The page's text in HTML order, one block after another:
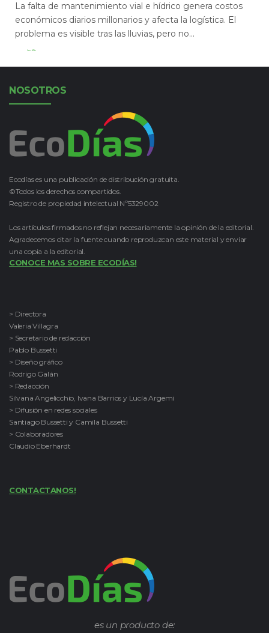
La falta de mantenimiento vial e hídrico genera costos
económicos diarios millonarios y afecta la logística. El
problema es visible tras las lluvias, pero no...
Leer Más
NOSOTROS
Ecodías es una publicación de distribución gratuita.
©Todos los derechos compartidos.
Registro de propiedad intelectual Nº5329002
Los artículos firmados no reflejan necesariamente la opinión de la editorial.
Agradecemos citar la fuente cuando reproduzcan este material y enviar
una copia a la editorial.
CONOCE MAS SOBRE ECODÍAS!
> Directora
Valeria Villagra
> Secretario de redacción
Pablo Bussetti
> Diseño gráfico
Rodrigo Galán
> Redacción
Silvana Angelicchio, Ivana Barrios y Lucía Argemi
> Difusión en redes sociales
Santiago Bussetti y Camila Bussetti
> Colaboradores
Claudio Eberhardt
CONTACTANOS!
es un producto de: